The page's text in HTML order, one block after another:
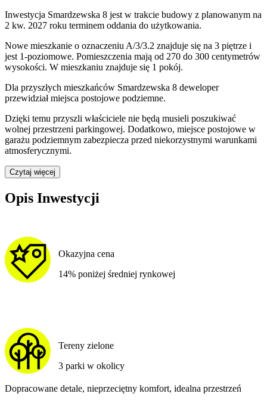
Inwestycja Smardzewska 8 jest w trakcie budowy z planowanym na
2 kw. 2027 roku terminem oddania do użytkowania.
Nowe mieszkanie o oznaczeniu A/3/3.2 znajduje się na 3 piętrze i
jest 1-poziomowe. Pomieszczenia mają od 270 do 300 centymetrów
wysokości. W mieszkaniu znajduje się 1 pokój.
Dla przyszłych mieszkańców Smardzewska 8 deweloper
przewidziałmiejsca postojowe podziemne.
Dzięki temu przyszli właściciele nie będą musieli poszukiwać
wolnej przestrzeni parkingowej. Dodatkowo, miejsce postojowe w
garażu podziemnym zabezpiecza przed niekorzystnymi warunkami
atmosferycznymi.
Czytaj więcej
Opis Inwestycji
Okazyjna cena
14% poniżej średniej rynkowej
Tereny zielone
3 parki w okolicy
Dopracowane detale, nieprzeciętny komfort, idealna przestrzeń